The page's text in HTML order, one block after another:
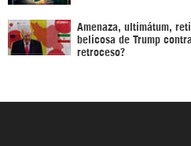
Amenaza, ultimátum,
belicosa de Trump
retroceso?